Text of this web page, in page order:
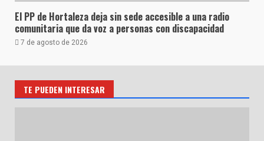
El PP de Hortaleza deja sin sede accesible a una radio
comunitaria que da voz a personas con discapacidad
7 de agosto de 2026
TE PUEDEN INTERESAR